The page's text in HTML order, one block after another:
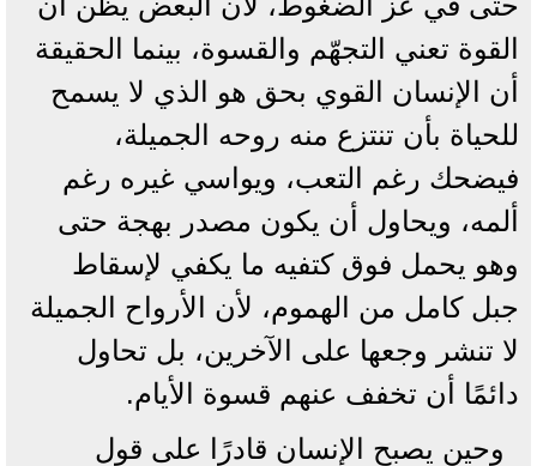
القوة تعني التجهّم والقسوة، بينما الحقيقة
أن الإنسان القوي بحق هو الذي لا يسمح
للحياة بأن تنتزع منه روحه الجميلة،
فيضحك رغم التعب، ويواسي غيره رغم
ألمه، ويحاول أن يكون مصدر بهجة حتى
وهو يحمل فوق كتفيه ما يكفي لإسقاط
جبل كامل من الهموم، لأن الأرواح الجميلة
لا تنشر وجعها على الآخرين، بل تحاول
دائمًا أن تخفف عنهم قسوة الأيام.
وحين يصبح الإنسان قادرًا على قول